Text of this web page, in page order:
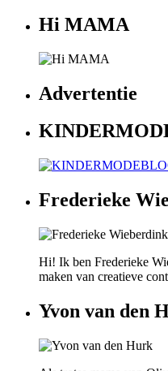
Hi MAMA
Advertentie
Frederieke
Hi! Ik ben Frederieke
maken van creatieve
Yvon van den